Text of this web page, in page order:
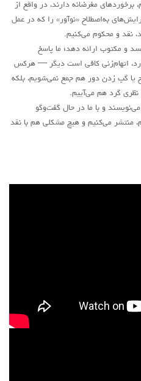
مغرضانه دارند، در واقع از
به‌اصطلاح «نوآور» را که در عمل
نقد و محکوم می‌کنیم.
و مکتوب ارائه دهد؛ ما پاسخ
اتهام‌زنی کافی است دیگر — هرکس
یا گپ زدن دور هم جمع نمی‌شویم، بلکه
گرد هم می‌آییم.
و با ما در حال گفت‌وگو
منتشر می‌کنیم و هیچ مشکلی هم با نقد